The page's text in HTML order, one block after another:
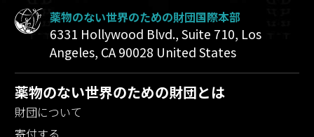
薬物のない世界のための財団国際本部
6331 Hollywood Blvd., Suite 710, Los
Angeles, CA 90028 United States
薬物のない世界のための財団とは
財団について